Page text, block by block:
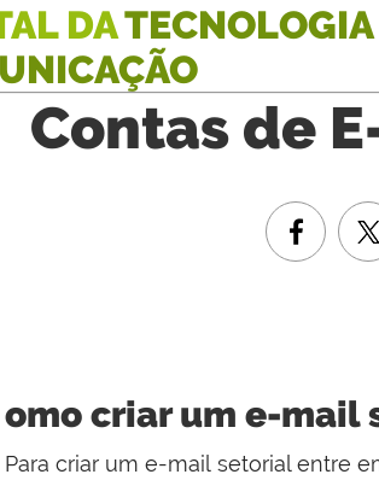
DA
Contas de
omo criar um e-mail
Para criar um e-mail setorial entre